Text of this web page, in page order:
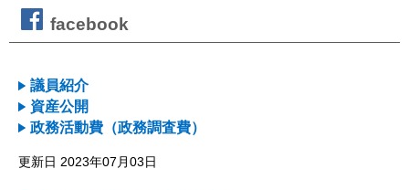
facebook
議員紹介
資産公開
政務活動費（政務調査費）
更新日 2023年07月03日